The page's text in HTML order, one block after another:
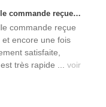
Nouvelle commande reçue ce jour et encore une fois parfaitement satisfaite, l'envoi est très rapide et les produits sont toujours conditionnés de manière personnalisés. L'avantage de commander auprès de créateurs indépendants.
commande reçue
et encore une fois
satisfaite,
très rapide ... voir